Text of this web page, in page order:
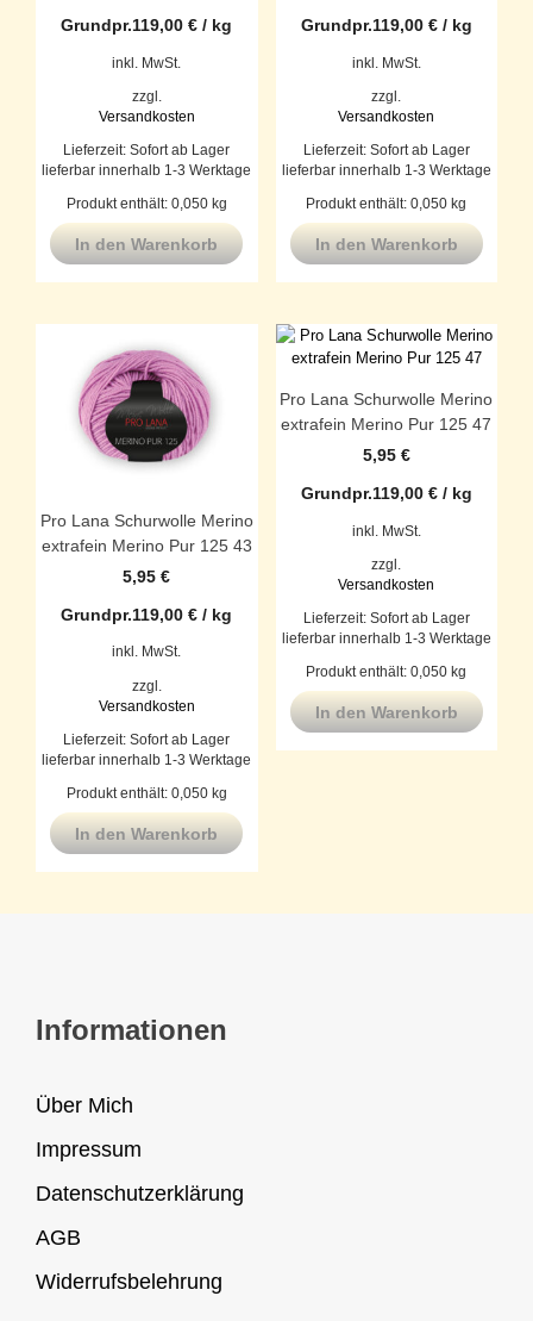
Grundpr.119,00€ / kg
inkl. MwSt.
zzgl.
Versandkosten
Lieferzeit:Sofort ab Lager
lieferbar innerhalb 1-3 Werktage
Produkt enthält: 0,050 kg
In den Warenkorb
Grundpr.119,00 €/ kg
inkl. MwSt.
zzgl.
Versandkosten
Lieferzeit: Sofort ab Lager
lieferbar innerhalb 1-3 Werktage
Produkt enthält: 0,050 kg
In den Warenkorb
Pro Lana Schurwolle Merino
extrafein Merino Pur 125 43
5,95€
Grundpr.119,00€ / kg
inkl. MwSt.
zzgl.
Versandkosten
Lieferzeit:Sofort ab Lager
lieferbar innerhalb 1-3 Werktage
Produkt enthält: 0,050 kg
In den Warenkorb
Pro Lana Schurwolle Merino
extrafein Merino Pur 125 47
5,95 €
Grundpr.119,00 €/ kg
inkl. MwSt.
zzgl.
Versandkosten
Lieferzeit: Sofort ab Lager
lieferbar innerhalb 1-3 Werktage
Produkt enthält: 0,050 kg
In den Warenkorb
Informationen
Über Mich
Impressum
Datenschutzerklärung
AGB
Widerrufsbelehrung